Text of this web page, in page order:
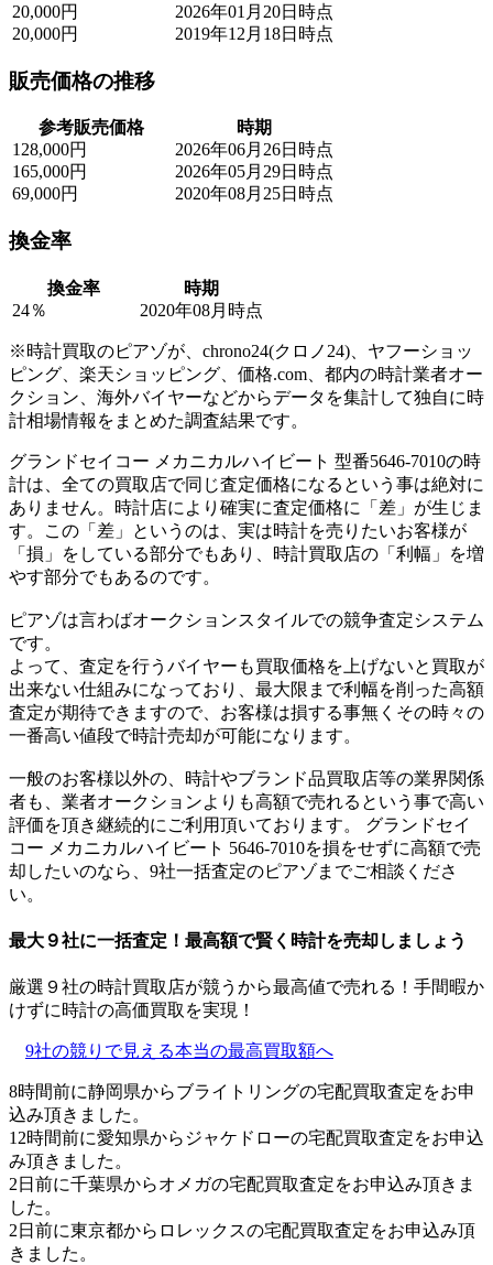
20,000円
2026年01月20日時点
20,000円
2019年12月18日時点
販売価格の推移
参考販売価格
時期
128,000円
2026年06月26日時点
165,000円
2026年05月29日時点
69,000円
2020年08月25日時点
換金率
換金率
時期
24％
2020年08月時点
※時計買取のピアゾが、chrono24(クロノ24)、ヤフーショッ
ピング、楽天ショッピング、価格.com、都内の時計業者オー
クション、海外バイヤーなどからデータを集計して独自に時
計相場情報をまとめた調査結果です。
グランドセイコー メカニカルハイビート 型番5646-7010の時
計は、全ての買取店で同じ査定価格になるという事は絶対に
ありません。時計店により確実に査定価格に「差」が生じま
す。この「差」というのは、実は時計を売りたいお客様が
「損」をしている部分でもあり、時計買取店の「利幅」を増
やす部分でもあるのです。
ピアゾは言わばオークションスタイルでの競争査定システム
です。
よって、査定を行うバイヤーも買取価格を上げないと買取が
出来ない仕組みになっており、最大限まで利幅を削った高額
査定が期待できますので、お客様は損する事無くその時々の
一番高い値段で時計売却が可能になります。
一般のお客様以外の、時計やブランド品買取店等の業界関係
者も、業者オークションよりも高額で売れるという事で高い
評価を頂き継続的にご利用頂いております。 グランドセイ
コー メカニカルハイビート 5646-7010を損をせずに高額で売
却したいのなら、9社一括査定のピアゾまでご相談くださ
い。
最大９社に一括査定！ 最高額で賢く時計を売却しましょう
厳選９社の時計買取店が競うから最高値で売れる！手間暇か
けずに時計の高価買取を実現！
9社の競りで見える本当の最高買取額へ
8時間前に静岡県からブライトリングの宅配買取査定をお申
込み頂きました。
12時間前に愛知県からジャケドローの宅配買取査定をお申込
み頂きました。
2日前に千葉県からオメガの宅配買取査定をお申込み頂きま
した。
2日前に東京都からロレックスの宅配買取査定をお申込み頂
きました。